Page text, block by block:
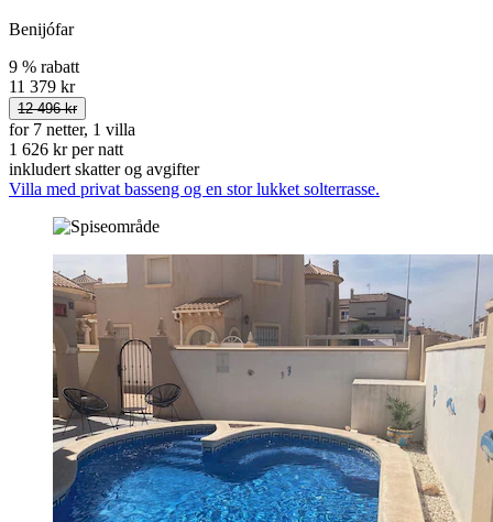
Benijófar
9 % rabatt
11 379 kr
12 496 kr
for 7 netter, 1 villa
1 626 kr per natt
inkludert skatter og avgifter
Villa med privat basseng og en stor lukket solterrasse.